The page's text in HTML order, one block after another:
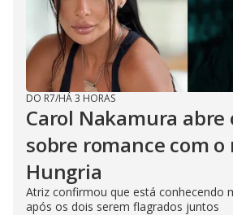
DO R7/HÁ 3 HORAS
Carol Nakamura abre
sobre romance com o
Hungria
Atriz confirmou que está conhecendo
após os dois serem flagrados juntos